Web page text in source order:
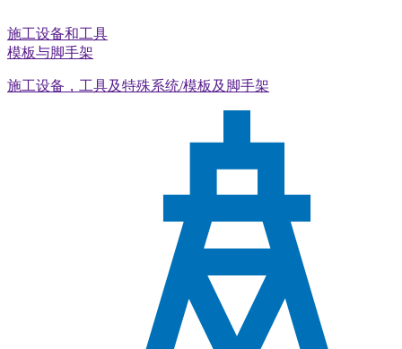
施工设备和工具
模板与脚手架
施工设备，工具及特殊系统/模板及脚手架